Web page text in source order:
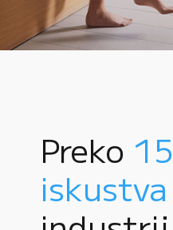
Preko
iskustva